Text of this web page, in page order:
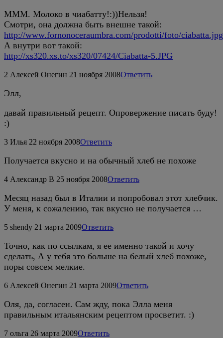
МММ. Молоко в чиабатту!:))Нельзя!
Смотри, она должна быть внешне такой:
http://www.fornonoceraumbra.com/prodotti/foto/ciabatta.jpg
А внутри вот такой:
http://xs320.xs.to/xs320/07424/Ciabatta-5.JPG
2 Алексей Онегин 21 ноября 2008Ответить
Элл,
давай правильный рецепт. Опровержение писать буду!
:)
3 Илья 22 ноября 2008Ответить
Получается вкусно и на обычный хлеб не похоже
4 Александр В 25 ноября 2008Ответить
Месяц назад был в Италии и попробовал этот хлебчик.
У меня, к сожалению, так вкусно не получается …
5 shendy 21 марта 2009Ответить
Точно, как по ссылкам, я ее именно такой и хочу
сделать, А у тебя это больше на белый хлеб похоже,
поры совсем мелкие.
6 Алексей Онегин 21 марта 2009Ответить
Оля, да, согласен. Сам жду, пока Элла меня
правильным итальянским рецептом просветит. :)
7 ольга 26 марта 2009Ответить